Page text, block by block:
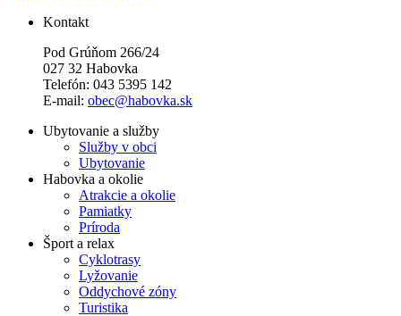
Kontakt
Pod Grúňom 266/24
027 32 Habovka
Telefón: 043 5395 142
E-mail: obec@habovka.sk
Ubytovanie a služby
Služby v obci
Ubytovanie
Habovka a okolie
Atrakcie a okolie
Pamiatky
Príroda
Šport a relax
Cyklotrasy
Lyžovanie
Oddychové zóny
Turistika